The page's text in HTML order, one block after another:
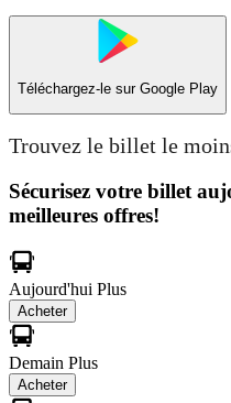
Téléchargez-le sur Google Play
Trouvez le billet le
Sécurisez votre billet
meilleures offres!
Aujourd'hui Plus
Acheter
Demain Plus
Acheter